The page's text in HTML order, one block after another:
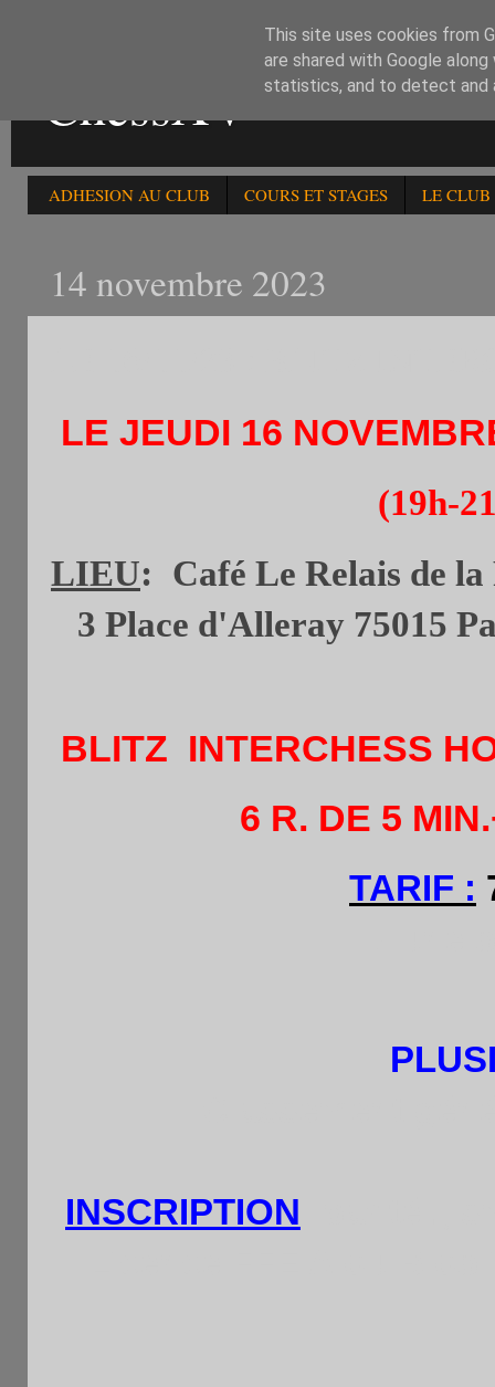
ChessXV
ADHESION AU CLUB COURS ET STAGES LE CLUB
14 novembre 2023
LE JEUDI 16
(19h-
LIEU: Café Le Relais de
3 Place d'Alleray 75015
BLITZ INTERCHESS
6 R. DE 5
TARIF :
INSCRIPTION
This site uses cookies from
are shared with Google
statistics, and to detect and